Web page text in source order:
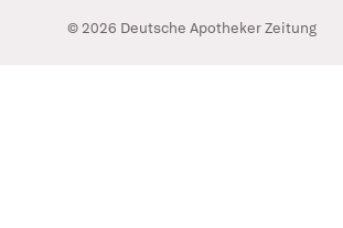
© 2026 Deutsche Apotheker Zeitung